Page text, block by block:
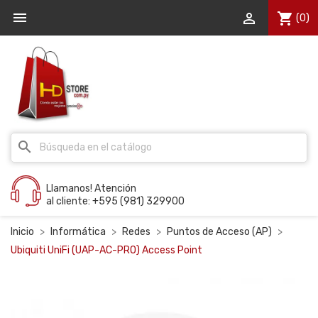
 shopping_cart (0)

search
Llamanos! Atención
al cliente: +595 (981) 329900
Inicio Informática Redes
Puntos de Acceso (AP)
Ubiquiti UniFi (UAP-AC-PRO) Access Point